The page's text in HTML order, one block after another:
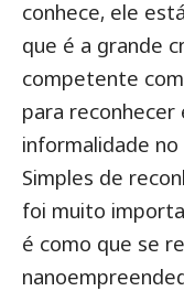
conhece, ele
que é a grande
competente
para reconhecer
informalidade
Simples de
foi muito
é como que se